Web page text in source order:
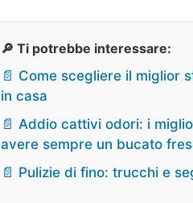
🔎 Ti potrebbe interessare:
📄 Come scegliere il miglior
in casa
📄 Addio cattivi odori: i
avere sempre un bucato
📄 Pulizie di fino: trucchi e